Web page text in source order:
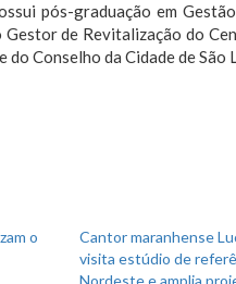
pós-graduação em
de Revitalização do
do Conselho da Cidade de São
o
Cantor maranhense
visita estúdio de
Nordeste e amplia